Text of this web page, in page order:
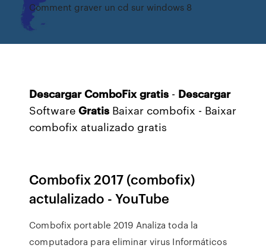
Comment graver un cd sur windows 8
Descargar ComboFix gratis - Descargar
SoftwareGratis Baixar combofix - Baixar
combofix atualizado gratis
Combofix 2017 (combofix)
actulalizado - YouTube
Combofix portable 2019 Analiza toda la
computadora para eliminar virus Informáticos